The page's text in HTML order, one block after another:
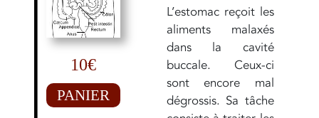
10€
PANIER
L’estomac reçoit les
aliments malaxés
dans la cavité
buccale. Ceux-ci
sont encore mal
dégrossis. Sa tâche